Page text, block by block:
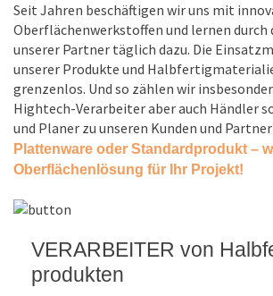
Mediadent medizinisch-
technische
9020 Klagenfurt am Wörthersee
www.mediadent.net
Schöffmann Dietrich
www.schoeffmann.design
Seit Jahren beschäftigen wir uns mit
Oberflächen­werkstoffen und lernen
unserer Partner täglich dazu. Die
unserer Produkte und
grenzenlos. Und so zählen wir
Hightech-Verarbeiter aber auch Händler
und Planer zu unseren Kunden und
Platten­ware oder Standard­produkt –
Oberflächen­lösung für Ihr Projekt!
VERARBEITER von
produkten